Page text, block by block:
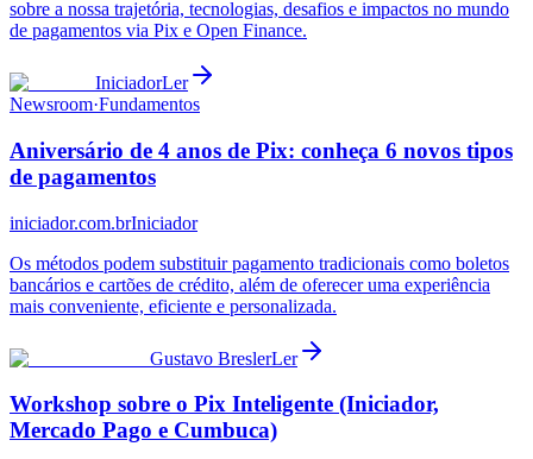
sobre a nossa trajetória, tecnologias, desafios e impactos no mundo
de pagamentos via Pix e Open Finance.
IniciadorLer
Newsroom·Fundamentos
Aniversário de 4 anos de Pix: conheça 6 novos tipos
de pagamentos
iniciador.com.brIniciador
Os métodos podem substituir pagamento tradicionais como boletos
bancários e cartões de crédito, além de oferecer uma experiência
mais conveniente, eficiente e personalizada.
Gustavo BreslerLer
Workshop sobre o Pix Inteligente (Iniciador,
Mercado Pago e Cumbuca)